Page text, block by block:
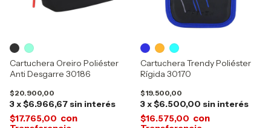
Cartuchera Oreiro Poliéster
Anti Desgarre 30186
$20.900,00
3x$6.966,67 sin interés
$17.765,00 con
Cartuchera Trendy Poliéster
Rígida 30170
$19.500,00
3x$6.500,00 sin interés
$16.575,00 con